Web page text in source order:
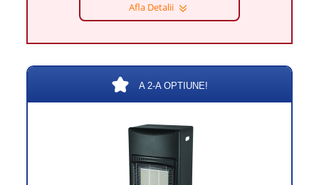
Afla Detalii
A 2-A OPTIUNE!